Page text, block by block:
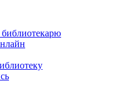
библиотекарю